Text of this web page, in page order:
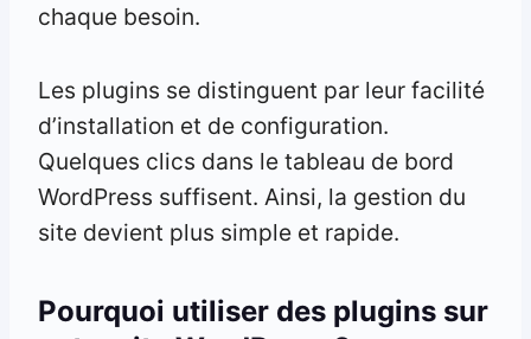
chaque besoin.
Les plugins se distinguent par leur facilité
d’installation et de configuration.
Quelques clics dans le tableau de bord
WordPress suffisent. Ainsi, la gestion du
site devient plus simple et rapide.
Pourquoi utiliser des plugins sur